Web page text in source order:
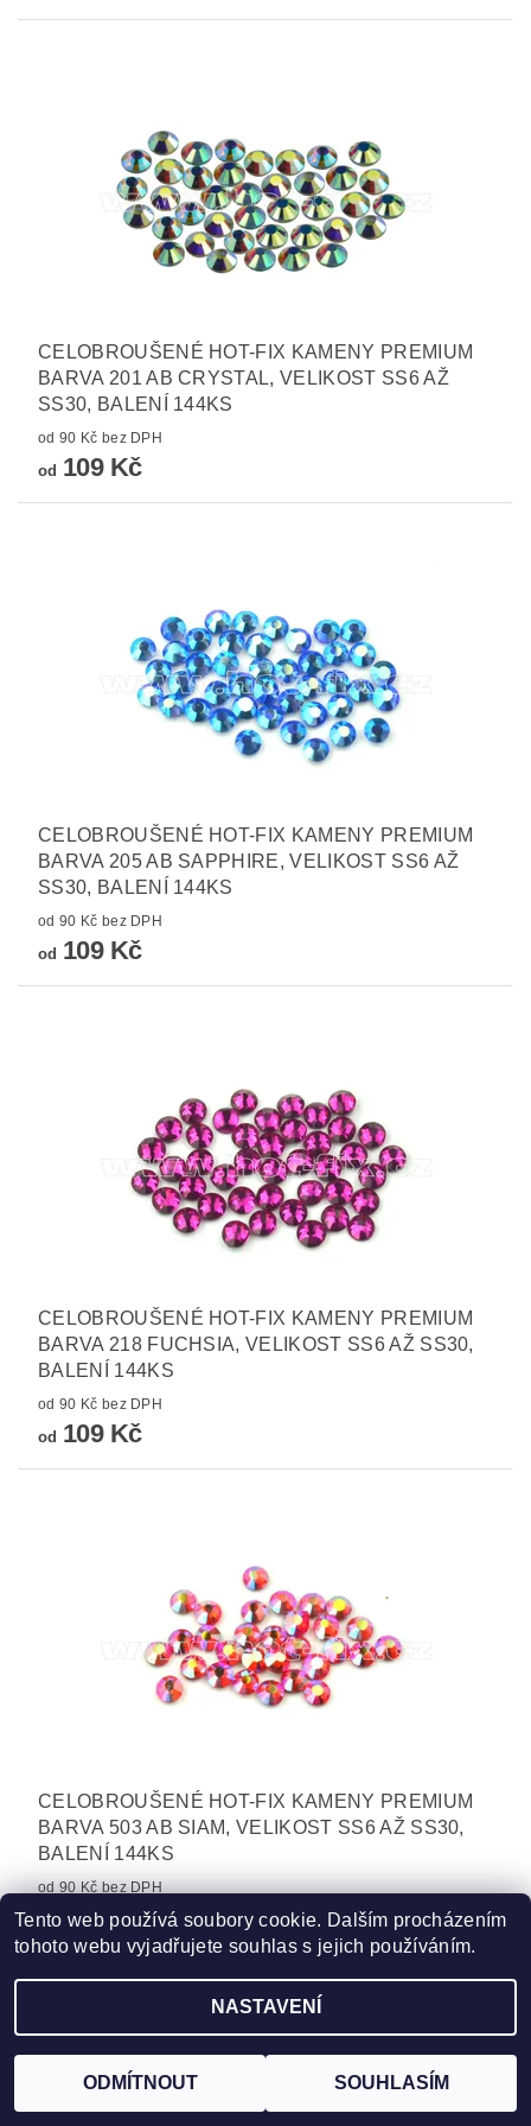
CELOBROUŠENÉ HOT-FIX KAMENY PREMIUM
BARVA 201 AB CRYSTAL, VELIKOST SS6 AŽ
SS30, BALENÍ 144KS
od 90 Kč bez DPH
od 109 Kč
CELOBROUŠENÉ HOT-FIX KAMENY PREMIUM
BARVA 205 AB SAPPHIRE, VELIKOST SS6 AŽ
SS30, BALENÍ 144KS
od 90 Kč bez DPH
od 109 Kč
CELOBROUŠENÉ HOT-FIX KAMENY PREMIUM
BARVA 218 FUCHSIA, VELIKOST SS6 AŽ SS30,
BALENÍ 144KS
od 90 Kč bez DPH
od 109 Kč
CELOBROUŠENÉ HOT-FIX KAMENY PREMIUM
BARVA 503 AB SIAM, VELIKOST SS6 AŽ SS30,
BALENÍ 144KS
od 90 Kč bez DPH
od109 Kč
Tento web používá soubory cookie. Dalším procházením
tohoto webu vyjadřujete souhlas s jejich používáním.
NASTAVENÍ
ODMÍTNOUT SOUHLASÍM